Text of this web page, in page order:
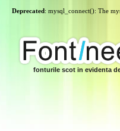
Deprecated: mysql_connect(): The
fonturile scot in evidenta